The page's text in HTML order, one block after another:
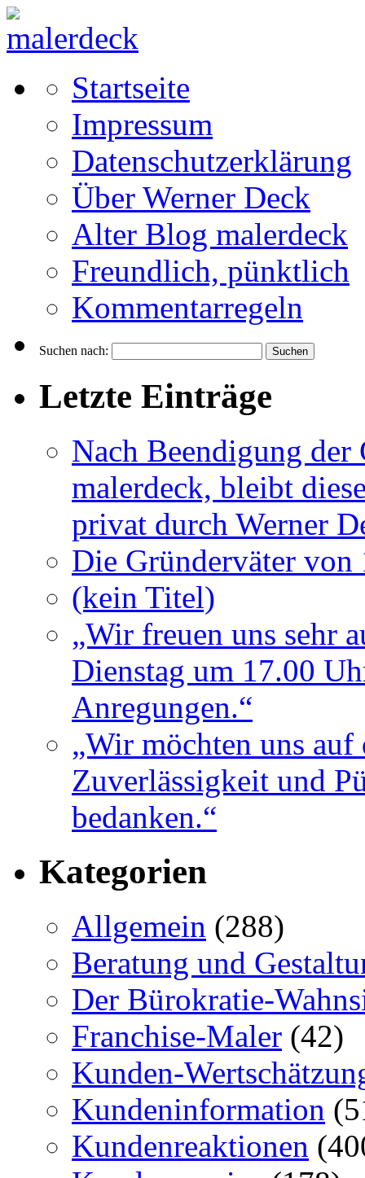
Startseite
Impressum
Datenschutzerklärung
Über Werner Deck
Alter Blog malerdeck
Freundlich, pünktlich
Kommentarregeln
Suchen nach:
Letzte Einträge
Nach Beendigung
malerdeck, bleibt
privat durch Werner
Die Gründerväter
(kein Titel)
„Wir freuen uns sehr
Dienstag um 17.00
Anregungen.“
„Wir möchten uns
Zuverlässigkeit und
bedanken.“
Kategorien
Allgemein (288)
Beratung und
Der Bürokratie-
Franchise-Maler (42)
Kunden-
Kundeninformation
Kundenreaktionen